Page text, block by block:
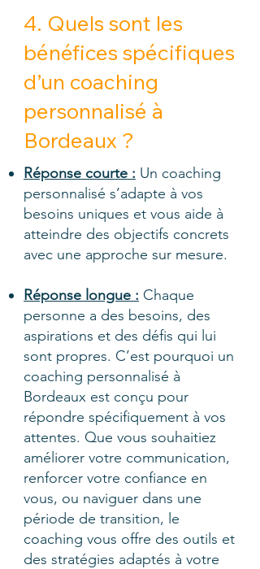
4. Quels sont les
bénéfices spécifiques
d’un coaching
personnalisé à
Bordeaux ?
Réponse courte : Un coaching
personnalisé s’adapte à vos
besoins uniques et vous aide à
atteindre des objectifs concrets
avec une approche sur mesure.
Réponse longue : Chaque
personne a des besoins, des
aspirations et des défis qui lui
sont propres. C’est pourquoi un
coaching personnalisé à
Bordeaux est conçu pour
répondre spécifiquement à vos
attentes. Que vous souhaitiez
améliorer votre communication,
renforcer votre confiance en
vous, ou naviguer dans une
période de transition, le
coaching vous offre des outils et
des stratégies adaptés à votre